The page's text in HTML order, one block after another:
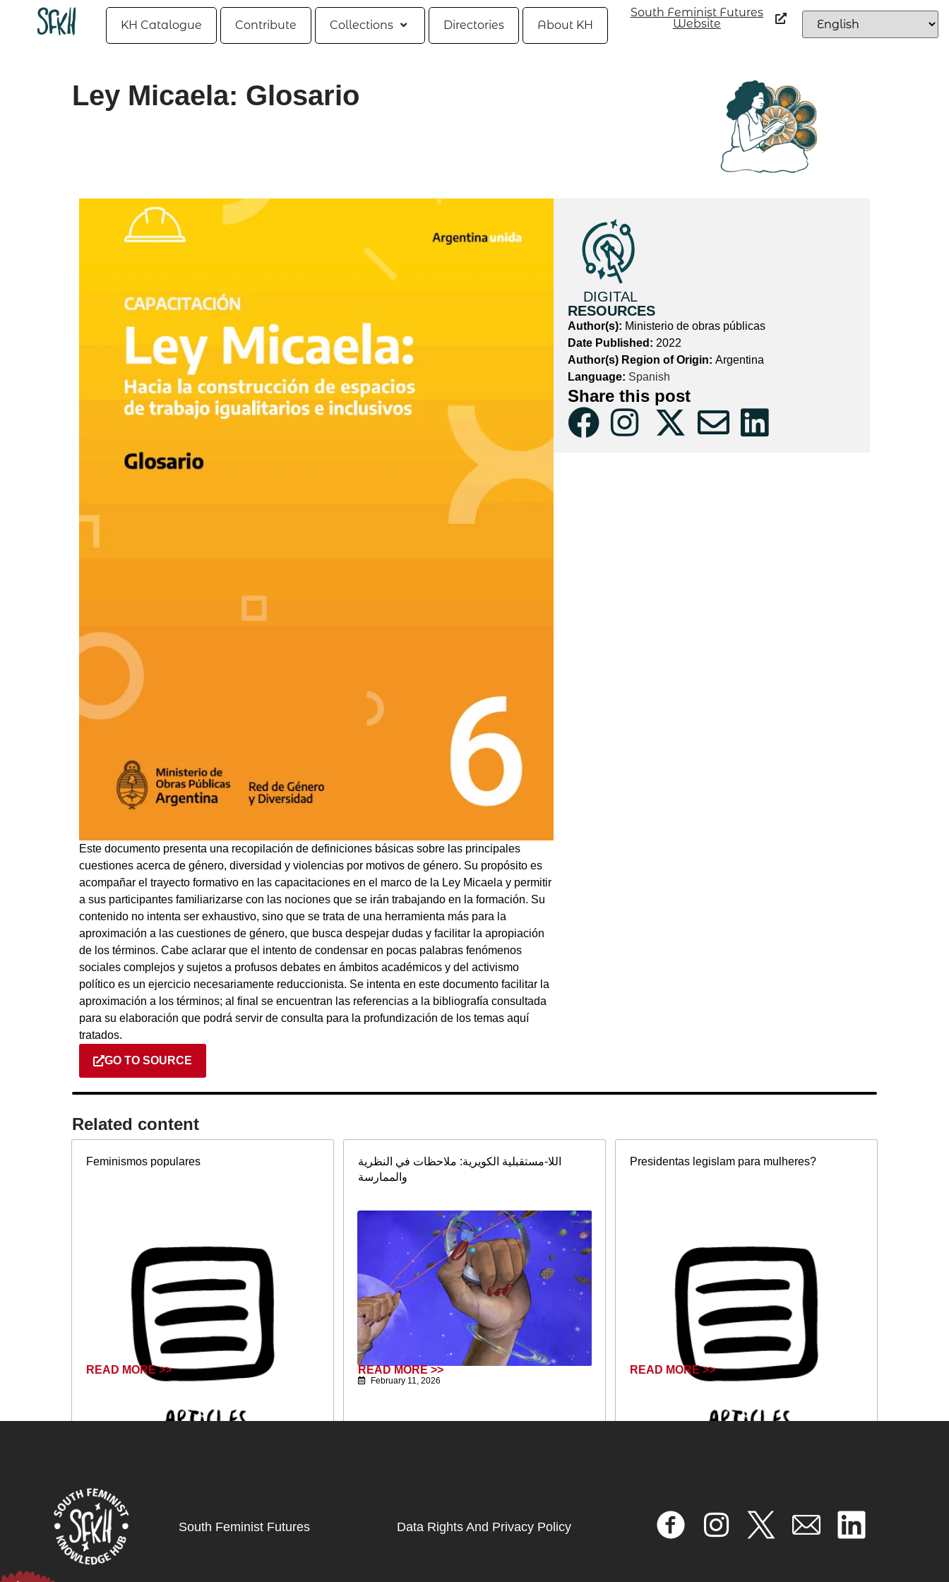
KH Catalogue Contribute Collections Directories About KH
South Feminist Futures
Website
Ley Micaela: Glosario
Este documento presenta una recopilación de definiciones básicas sobre las principales
cuestiones acerca de género, diversidad y violencias por motivos de género. Su propósito es
acompañar el trayecto formativo en las capacitaciones en el marco de la Ley Micaela y permitir
a sus participantes familiarizarse con las nociones que se irán trabajando en la formación. Su
contenido no intenta ser exhaustivo, sino que se trata de una herramienta más para la
aproximación a las cuestiones de género, que busca despejar dudas y facilitar la apropiación
de los términos. Cabe aclarar que el intento de condensar en pocas palabras fenómenos
sociales complejos y sujetos a profusos debates en ámbitos académicos y del activismo
político es un ejercicio necesariamente reduccionista. Se intenta en este documento facilitar la
aproximación a los términos; al final se encuentran las referencias a la bibliografía consultada
para su elaboración que podrá servir de consulta para la profundización de los temas aquí
tratados.
GO TO SOURCE
DIGITAL
RESOURCES
Author(s): Ministerio de obras públicas
Date Published: 2022
Author(s) Region of Origin: Argentina
Language: Spanish
Share this post
Related content​
Feminismos populares
READ MORE >>
اللا-مستقبلية الكويرية: ملاحظات في النظرية
والممارسة
February 11, 2026
READ MORE >>
Presidentas legislam para mulheres?
READ MORE >>
South Feminist Futures Data Rights And Privacy Policy